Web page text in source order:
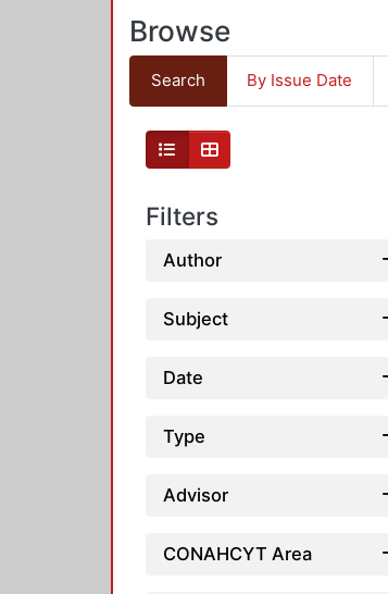
Browse
Search By Issue Date
Filters
Author
Subject
Date
Type
Advisor
CONAHCYT Area